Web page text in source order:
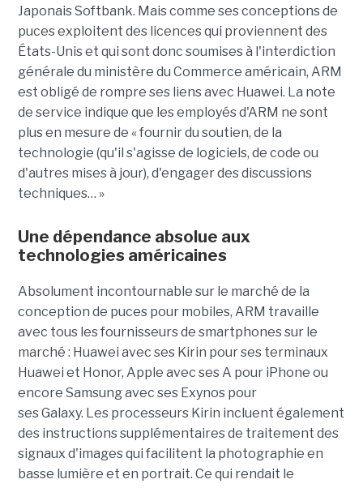
Japonais Softbank. Mais comme ses conceptions de
puces exploitent des licences qui proviennent des
États-Unis et qui sont donc soumises à l'interdiction
générale du ministère du Commerce américain, ARM
est obligé de rompre ses liens avec Huawei. La note
de service indique que les employés d'ARM ne sont
plus en mesure de « fournir du soutien, de la
technologie (qu'il s'agisse de logiciels, de code ou
d'autres mises à jour), d'engager des discussions
techniques… »
Une dépendance absolue aux
technologies américaines
Absolument incontournable sur le marché de la
conception de puces pour mobiles, ARM travaille
avec tous les fournisseurs de smartphones sur le
marché : Huawei avec ses Kirin pour ses terminaux
Huawei et Honor, Apple avec ses A pour iPhone ou
encore Samsung avec ses Exynospour
sesGalaxy. Les processeurs Kirin incluent également
des instructions supplémentaires de traitement des
signaux d'images qui facilitent la photographie en
basse lumière et en portrait. Ce qui rendait le